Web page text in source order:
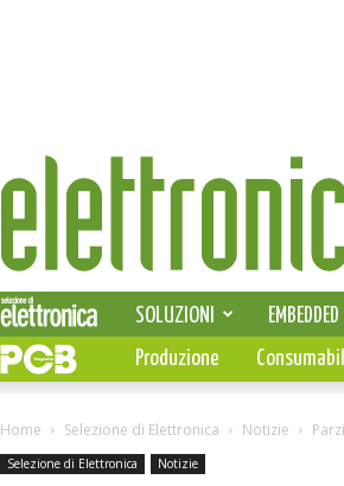
Elettronica
News
SOLUZIONI EMBEDDED
Produzione
Home Selezione di Elettronica Notizie
Selezione di Elettronica Notizie